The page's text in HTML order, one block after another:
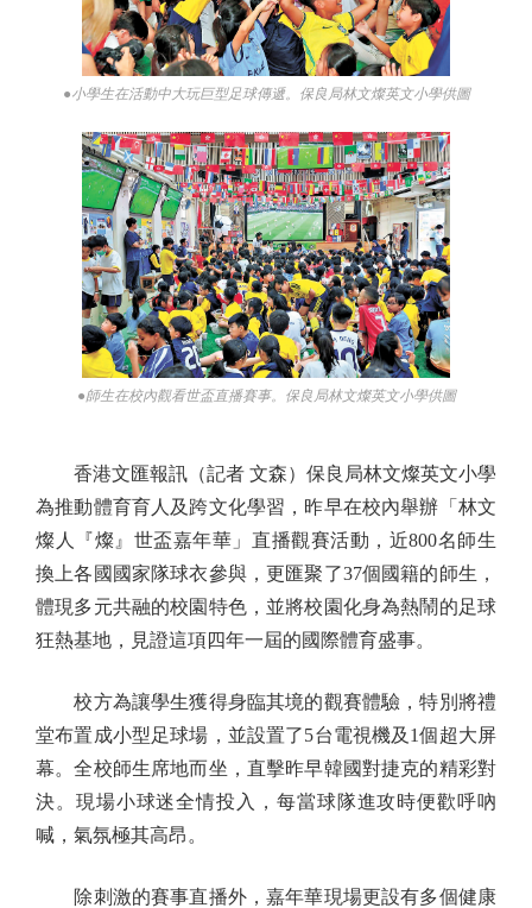
●小學生在活動中大玩巨型足球傳遞。保良局林文燦英文小學供圖
●師生在校內觀看世盃直播賽事。保良局林文燦英文小學供圖
香港文匯報訊（記者 文森）保良局林文燦英文小學
為推動體育育人及跨文化學習，昨早在校內舉辦「林文
燦人『燦』世盃嘉年華」直播觀賽活動，近800名師生
換上各國國家隊球衣參與，更匯聚了37個國籍的師生，
體現多元共融的校園特色，並將校園化身為熱鬧的足球
狂熱基地，見證這項四年一屆的國際體育盛事。
校方為讓學生獲得身臨其境的觀賽體驗，特別將禮
堂布置成小型足球場，並設置了5台電視機及1個超大屏
幕。全校師生席地而坐，直擊昨早韓國對捷克的精彩對
決。現場小球迷全情投入，每當球隊進攻時便歡呼吶
喊，氣氛極其高昂。
除刺激的賽事直播外，嘉年華現場更設有多個健康